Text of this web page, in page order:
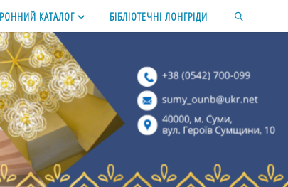
КАТАЛОГ БІБЛІОТЕЧНІ ЛОНГРІДИ